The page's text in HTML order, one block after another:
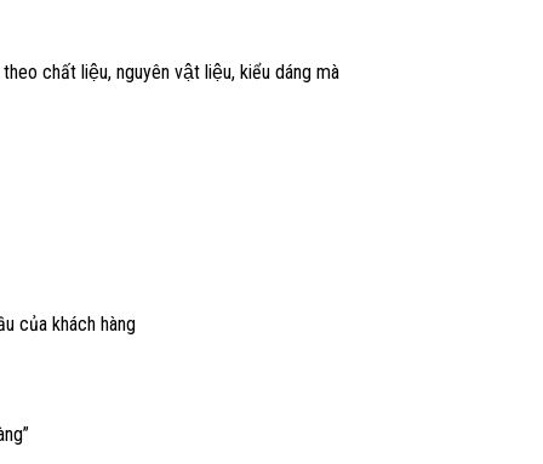
chất liệu, nguyên vật liệu, kiểu dáng mà
của khách hàng